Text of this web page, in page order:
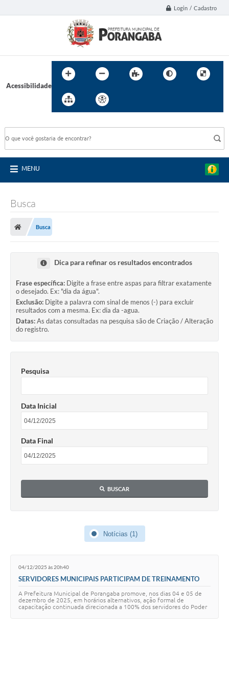
Login / Cadastro
Acessibilidade
MENU
Busca
Busca
Dica para refinar os resultados encontrados
Frase específica: Digite a frase entre aspas para filtrar exatamente
o desejado. Ex: "dia da água".
Exclusão: Digite a palavra com sinal de menos (-) para excluir
resultados com a mesma. Ex: dia da -agua.
Datas:As datas consultadas na pesquisa são de Criação / Alteração
do registro.
Pesquisa
Data Inicial
Data Final
BUSCAR
Notícias (1)
04/12/2025 às 20h40
SERVIDORES MUNICIPAIS PARTICIPAM DE TREINAMENTO
A Prefeitura Municipal de Porangaba promove, nos dias 04 e 05 de
dezembro de 2025, em horários alternativos, ação formal de
capacitação continuada direcionada a 100% dos servidores do Poder